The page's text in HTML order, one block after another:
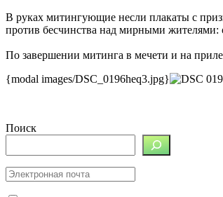
В руках митингующие несли плакаты с
против бесчинства над мирными жителями:
По завершении митинга в мечети и на
{modal images/DSC_0196heq3.jpg}
Поиск